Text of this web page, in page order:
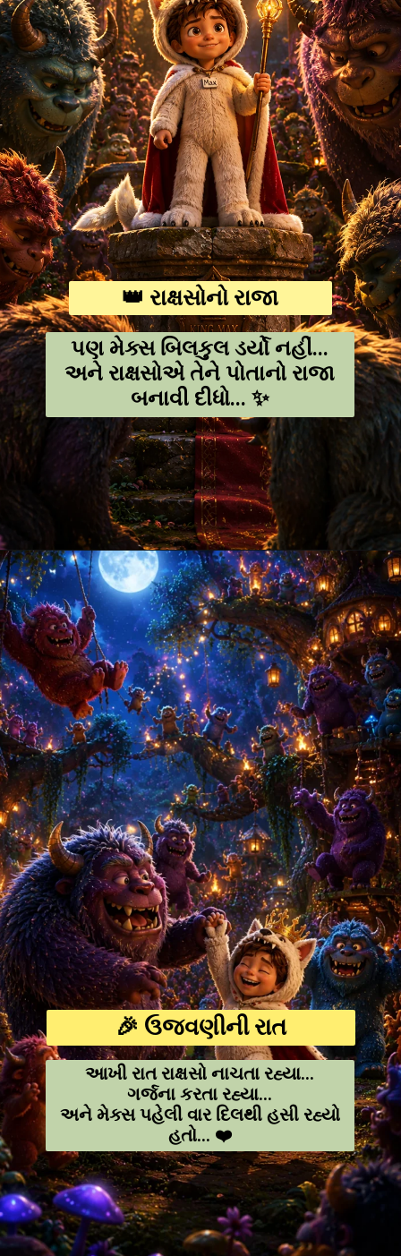
👑 રાક્ષસોનો રાજા
પણ મેક્સ બિલકુલ ડર્યો નહીં...
અને રાક્ષસોએ તેને પોતાનો રાજા
બનાવી દીધો... ✨
Opening https://amoralstories.com/guj/max-ane-jangli-rakshaso-ni-varta/
🎉 ઉજવણીની રાત
આખી રાત રાક્ષસો નાચતા રહ્યા...
ગર્જના કરતા રહ્યા...
અને મેક્સ પહેલી વાર દિલથી હસી રહ્યો
હતો... ❤️